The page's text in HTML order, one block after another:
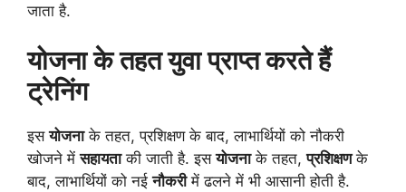
जाता है.
योजना के तहत युवा प्राप्त करते हैं
ट्रेनिंग
इसयोजनाके तहत, प्रशिक्षण के बाद, लाभार्थियों को नौकरी
खोजने मेंसहायताकी जाती है.इसयोजनाके तहत,प्रशिक्षणके
बाद, लाभार्थियों को नईनौकरीमें ढलने में भी आसानी होती है.